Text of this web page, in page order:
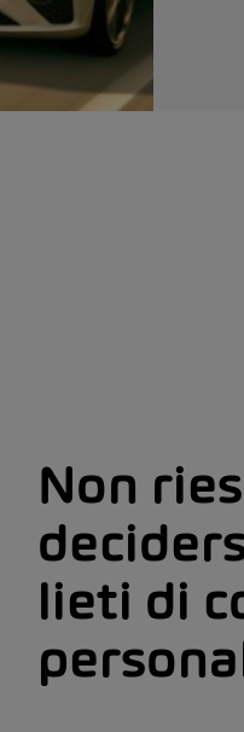
Non
lieti di